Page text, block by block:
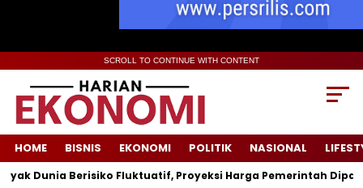
SCROLL TO CONTINUE WITH CONTENT
HOME BISNIS EKONOMI POLITIK NASIONAL
Berisiko Fluktuatif, Proyeksi Harga Pemerintah Dipatok